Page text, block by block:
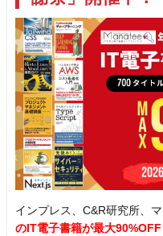
インプレス、C&R研究所、
のIT電子書籍が最大90%OFF